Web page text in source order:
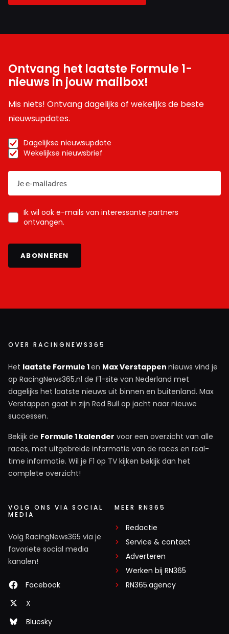
Ontvang het laatste Formule 1-
nieuws in jouw mailbox!
Mis niets! Ontvang dagelijks of wekelijks de beste
nieuwsupdates.
Dagelijkse nieuwsupdate
Wekelijkse nieuwsbrief
Ik wil ook e-mails van interessante partners
ontvangen.
ABONNEREN
OVER RACINGNEWS365
Het laatste Formule 1en Max Verstappen nieuws vind je
op RacingNews365.nl de F1-site van Nederland met
dagelijks het laatste nieuws uit binnen en buitenland. Max
Verstappen gaat in zijn Red Bull op jacht naar nieuwe
successen.
Bekijk de Formule 1 kalender voor een overzicht van alle
races, met uitgebreide informatie van de races en real-
time informatie. Wil je F1 op TV kijken bekijk dan het
complete overzicht!
VOLG ONS VIA SOCIAL
MEDIA
Volg RacingNews365 via je
favoriete social media
kanalen!
Facebook
X
Bluesky
MEER RN365
Redactie
Service & contact
Adverteren
Werken bij RN365
RN365.agency